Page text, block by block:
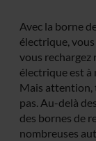
Avec la borne
électrique,
vous
électrique est à
Mais attention,
pas. Au-delà
des bornes de
nombreuses